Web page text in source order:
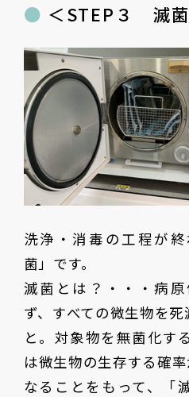
＜STEP３ 滅
洗浄・消毒の工程が
菌」です。
滅菌とは？・・・病
ず、すべての微生物を
と。対象物を無菌化す
は微生物の生存する確
なることをもって、「